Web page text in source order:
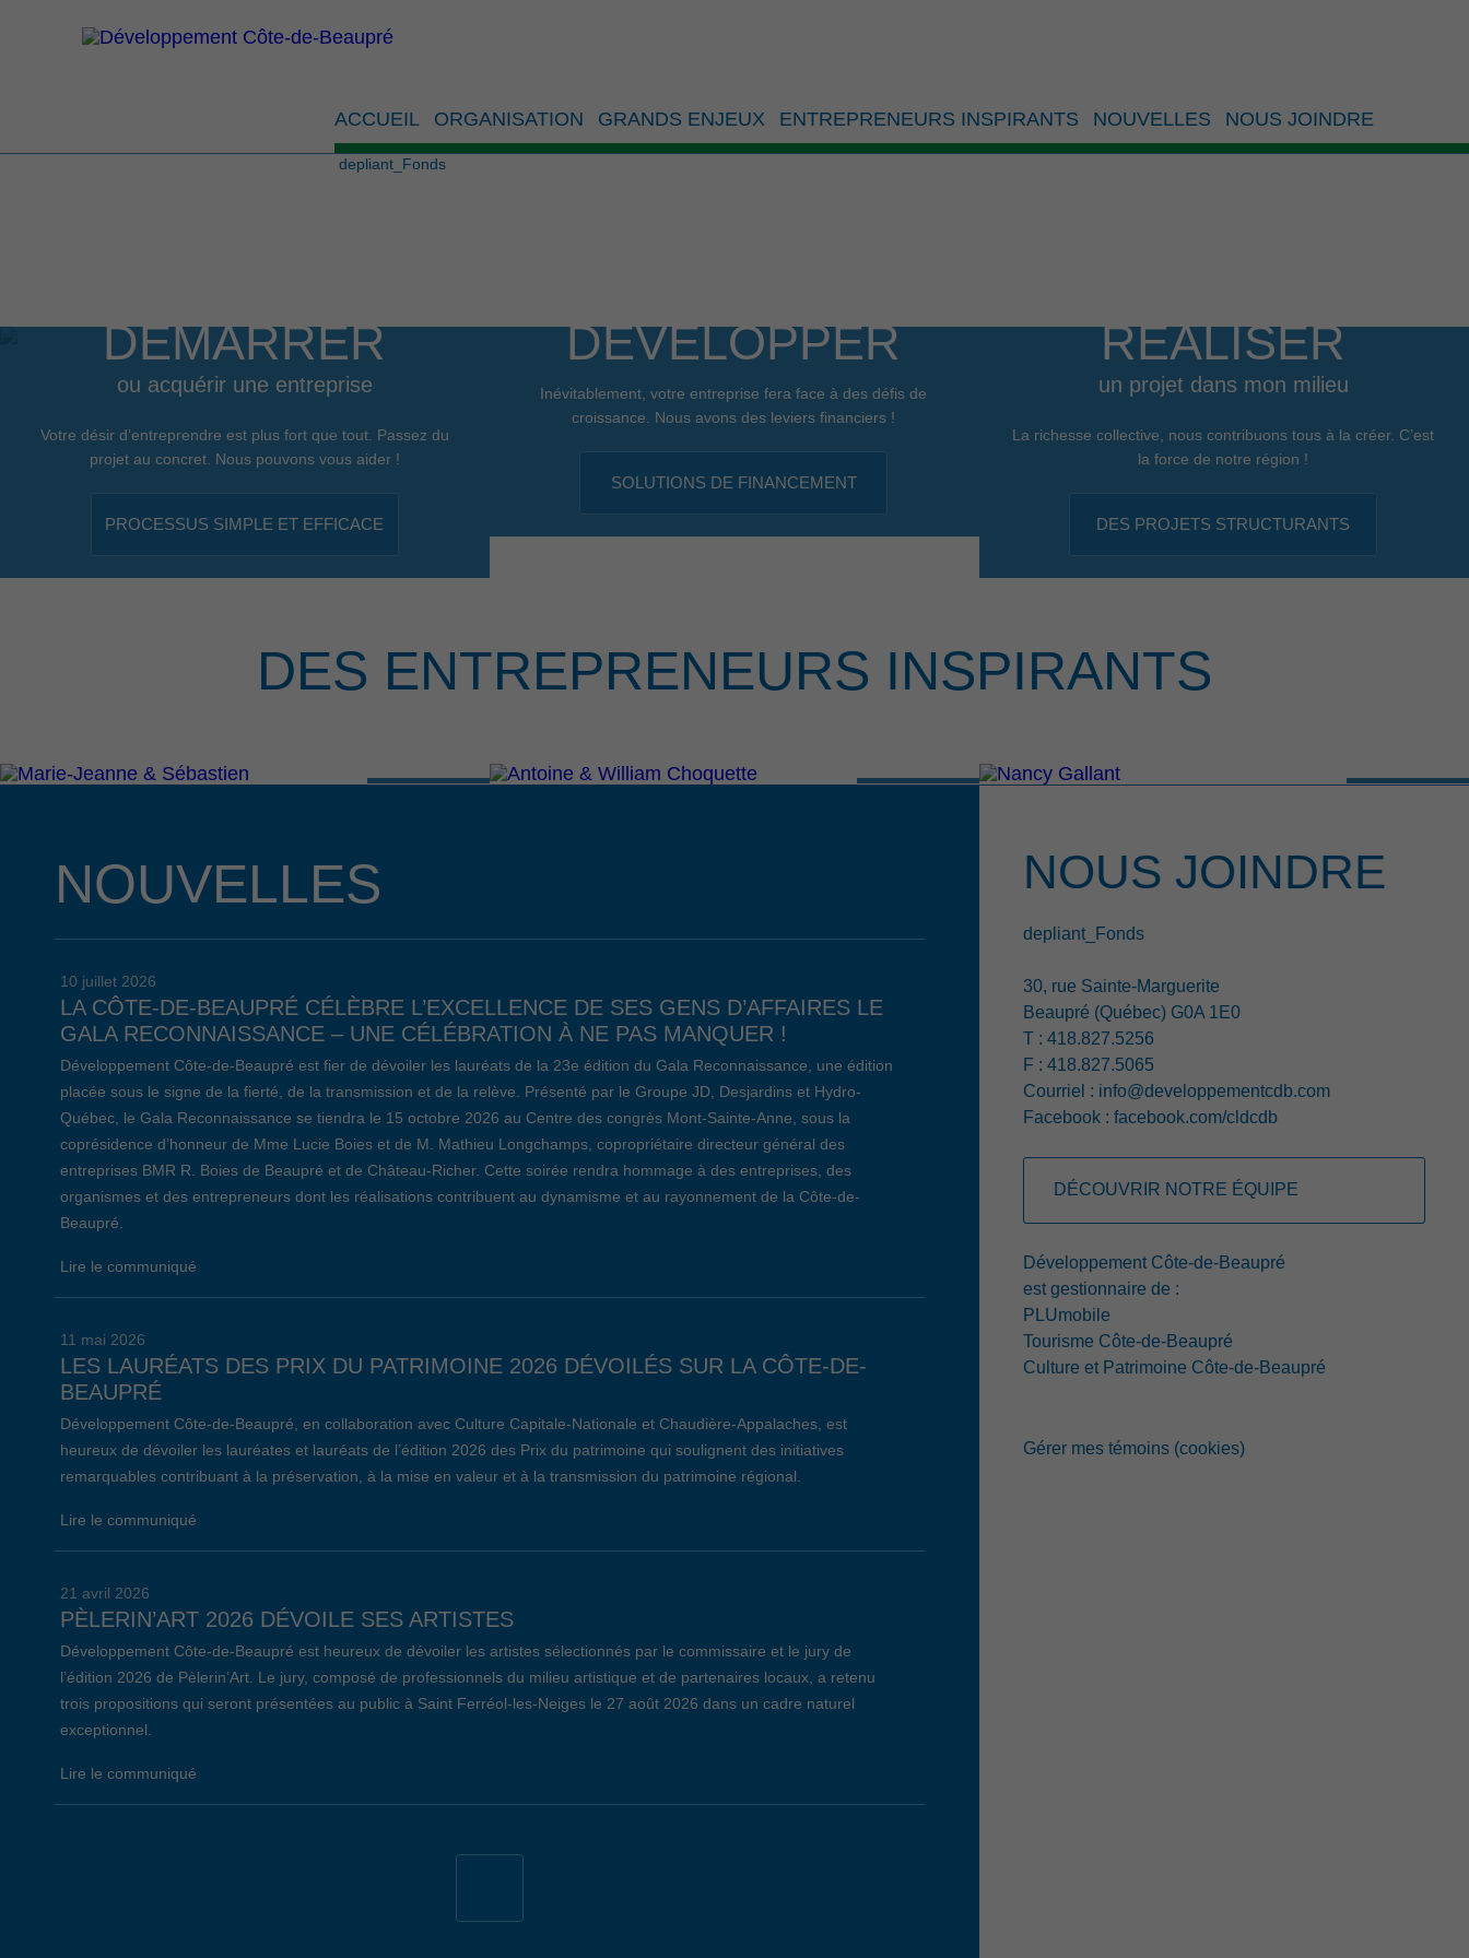
ACCUEIL ORGANISATION GRANDS ENJEUX ENTREPRENEURS INSPIRANTS NOUVELLES NOUS JOINDRE
depliant_Fonds
DÉMARRER
ou acquérir une entreprise
Votre désir d’entreprendre est plus fort que tout. Passez du
projet au concret. Nous pouvons vous aider !
PROCESSUS SIMPLE ET EFFICACE
DÉVELOPPER
Inévitablement, votre entreprise fera face à des défis de
croissance. Nous avons des leviers financiers !
SOLUTIONS DE FINANCEMENT
RÉALISER
un projet dans mon milieu
La richesse collective, nous contribuons tous à la créer. C’est
la force de notre région !
DES PROJETS STRUCTURANTS
DES ENTREPRENEURS INSPIRANTS
NOUVELLES
10 juillet 2026
LA CÔTE-DE-BEAUPRÉ CÉLÈBRE L’EXCELLENCE DE SES GENS D’AFFAIRES LE
GALA RECONNAISSANCE – UNE CÉLÉBRATION À NE PAS MANQUER !
Développement Côte-de-Beaupré est fier de dévoiler les lauréats de la 23e édition du Gala Reconnaissance, une édition
placée sous le signe de la fierté, de la transmission et de la relève. Présenté par le Groupe JD, Desjardins et Hydro-
Québec, le Gala Reconnaissance se tiendra le 15 octobre 2026 au Centre des congrès Mont-Sainte-Anne, sous la
coprésidence d’honneur de Mme Lucie Boies et de M. Mathieu Longchamps, copropriétaire directeur général des
entreprises BMR R. Boies de Beaupré et de Château-Richer. Cette soirée rendra hommage à des entreprises, des
organismes et des entrepreneurs dont les réalisations contribuent au dynamisme et au rayonnement de la Côte-de-
Beaupré.
Lire le communiqué
11 mai 2026
LES LAURÉATS DES PRIX DU PATRIMOINE 2026 DÉVOILÉS SUR LA CÔTE-DE-
BEAUPRÉ
Développement Côte-de-Beaupré, en collaboration avec Culture Capitale-Nationale et Chaudière-Appalaches, est
heureux de dévoiler les lauréates et lauréats de l’édition 2026 des Prix du patrimoine qui soulignent des initiatives
remarquables contribuant à la préservation, à la mise en valeur et à la transmission du patrimoine régional.
Lire le communiqué
21 avril 2026
PÈLERIN’ART 2026 DÉVOILE SES ARTISTES
Développement Côte-de-Beaupré est heureux de dévoiler les artistes sélectionnés par le commissaire et le jury de
l’édition 2026 de Pèlerin’Art. Le jury, composé de professionnels du milieu artistique et de partenaires locaux, a retenu
trois propositions qui seront présentées au public à Saint Ferréol-les-Neiges le 27 août 2026 dans un cadre naturel
exceptionnel.
Lire le communiqué
NOUS JOINDRE
depliant_Fonds
30, rue Sainte-Marguerite
Beaupré (Québec) G0A 1E0
T : 418.827.5256
F : 418.827.5065
Courriel : info@developpementcdb.com
Facebook : facebook.com/cldcdb
DÉCOUVRIR NOTRE ÉQUIPE
Développement Côte-de-Beaupré
est gestionnaire de :
PLUmobile
Tourisme Côte-de-Beaupré
Culture et Patrimoine Côte-de-Beaupré
Gérer mes témoins (cookies)